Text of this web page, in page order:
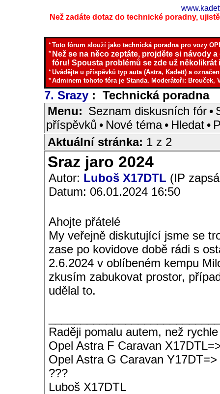
Než zadáte dotaz do technické poradny,
*Toto fórum slouží jako technická poradna pro vozy
* Než se na něco zeptáte, projděte si návody
fóru! Spousta problémů se zde už několikrát
*Uvádějte u příspěvků typ auta (Astra, Kadett) a
*Adminem tohoto fóra je Standa. Moderátoři: Brouček,
7. Srazy : Technická poradna
Menu: Seznam diskusních fór •
příspěvků • Nové téma • Hledat •
Aktuální stránka: 1 z 2
Sraz jaro 2024
Autor: Luboš X17DTL (IP
Datum: 06.01.2024 16:50
Ahojte přátelé
My veřejně diskutující jsme se
zase po kovidove době rádi s
2.6.2024 v oblíbeném kempu
zkusím zabukovat prostor,
udělal to.
Raději pomalu autem, než
Opel Astra F Caravan
Opel Astra G Caravan Y17DT=>
???
Luboš X17DTL